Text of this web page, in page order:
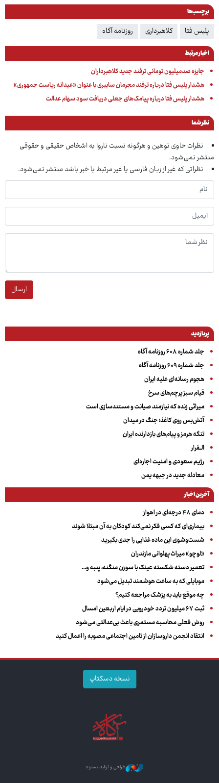
برچسب‌ها
پلیس فتا کلاهبرداری روزنامه آگاه
اخبار مرتبط
جایزه صدمیلیون تومانی ترفند جدید کلاهبرداران
هشدار پلیس فتا درباره ترفند مجرمان سایبری با عنوان «عیدانه ریاست جمهوری»
هشدار پلیس فتا درباره پیامک‌های جعلی دریافت سود سهام عدالت
نظر شما
نظرات حاوی توهین و هرگونه نسبت ناروا به اشخاص حقیقی و حقوقی
منتشر نمی‌شود.
نظراتی که غیر از زبان فارسی یا غیر مرتبط با خبر باشد منتشر نمی‌شود.
ارسال
پربازدید
جلد شماره ۶۰۸ روزنامه آگاه
جلد شماره ۶۰۹ روزنامه آگاه
هجوم رسانه‌ای علیه ایران
قیام سبز پرچم‌های سرخ
میراثی زنده که نیازمند صیانت و مستندسازی است
آتش‌بس روی کاغذ؛ جنگ در میدان
تنگه هرمز و پیام‌های بازدارنده ایران
الــفرار
رژیم سعودی و امنیت اجاره‌ای
معادله جدید در جبهه یمن
آخرین اخبار
دمای ۴۸ درجه‌ای در اهواز
بیماری‌ای که کسی فکر نمی‌کند کودکان به آن مبتلا شوند
شست‌وشوی این ماده غذایی را جدی بگیرید
«لوچو» میراث پهلوانی مازندران
تعمیر دسته شکسته عینک با سوزن منگنه، پنبه و...
موبایلی که به ساعت هوشمند تبدیل می‌شود
چه موقع باید به پزشک مراجعه کنیم؟
ثبت ۶۷ میلیون تردد خودرویی در ایام اربعین امسال
روش فعلی محاسبه مستمری باعث بی‌عدالتی می‌شود
انتقاد انجمن داروسازان از تامین اجتماعی مصوبه را اعمال کنید
نسخه دسکتاپ
طراحی و تولید: نستوه